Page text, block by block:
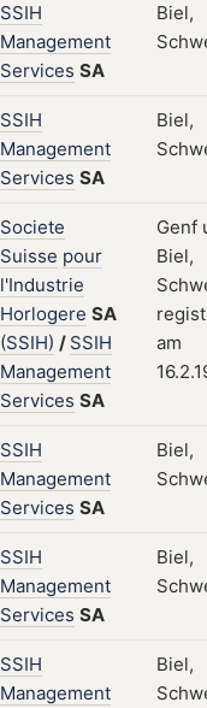
SSIH
Management
Services SA
Biel,
SSIH
Management
Services SA
Biel,
Societe
Suisse pour
l'Industrie
Horlogere SA
(SSIH) / SSIH
Management
Services SA
Genf
Biel,
am
SSIH
Management
Services SA
Biel,
SSIH
Management
Services SA
Biel,
SSIH
Management
Biel,